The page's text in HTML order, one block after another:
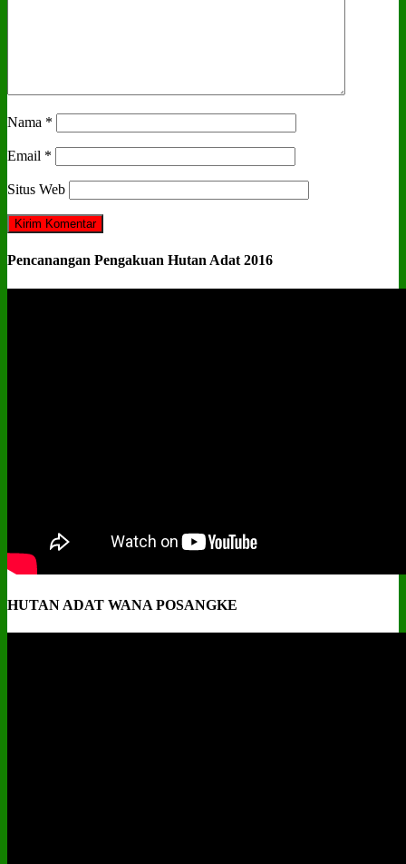
Nama *
Email *
Situs Web
Pencanangan Pengakuan Hutan Adat 2016
HUTAN ADAT WANA POSANGKE